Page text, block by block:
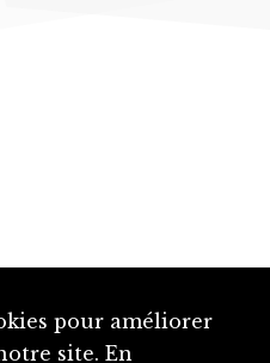
pour améliorer
site. En